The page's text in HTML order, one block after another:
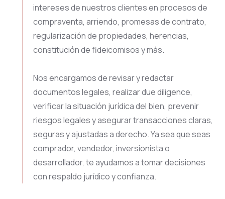
intereses de nuestros clientes en procesos de
compraventa, arriendo, promesas de contrato,
regularización de propiedades, herencias,
constitución de fideicomisos y más.
Nos encargamos de revisar y redactar
documentos legales, realizar due diligence,
verificar la situación jurídica del bien, prevenir
riesgos legales y asegurar transacciones claras,
seguras y ajustadas a derecho. Ya sea que seas
comprador, vendedor, inversionista o
desarrollador, te ayudamos a tomar decisiones
con respaldo jurídico y confianza.